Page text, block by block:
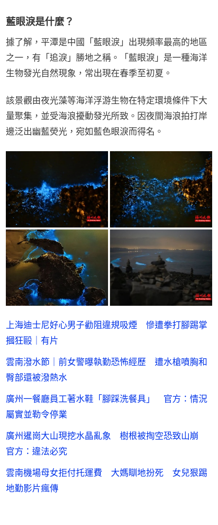
藍眼淚是什麼？
據了解，平潭是中國「藍眼淚」出現頻率最高的地區
之一，有「追淚」勝地之稱。「藍眼淚」是一種海洋
生物發光自然現象，常出現在春季至初夏。
該景觀由夜光藻等海洋浮游生物在特定環境條件下大
量聚集，並受海浪擾動發光所致。因夜間海浪拍打岸
邊泛出幽藍熒光，宛如藍色眼淚而得名。
上海迪士尼好心男子勸阻違規吸煙 慘遭拳打腳踢掌
摑狂毆｜有片
雲南潑水節｜前女警曝執勤恐怖經歷 遭水槍噴胸和
臀部還被潑熱水
廣州一餐廳員工著水鞋「腳踩洗餐具」 官方：情況
屬實並勒令停業
廣州暹崗大山現挖水晶亂象 樹根被掏空恐致山崩
官方：違法必究
雲南機場母女拒付托運費 大媽瞓地扮死 女兒狠踢
地勤影片瘋傳